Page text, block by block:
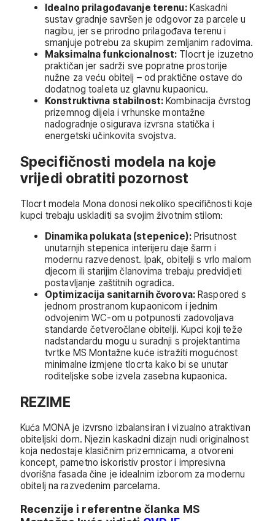
Idealno prilagođavanje terenu:Kaskadni
sustav gradnje savršen je odgovor za parcele u
nagibu, jer se prirodno prilagođava terenu i
smanjuje potrebu za skupim zemljanim radovima.
Maksimalna funkcionalnost: Tlocrt je izuzetno
praktičan jer sadrži sve popratne prostorije
nužne za veću obitelj – od praktične ostave do
dodatnog toaleta uz glavnu kupaonicu.
Konstruktivna stabilnost: Kombinacija čvrstog
prizemnog dijela i vrhunske montažne
nadogradnje osigurava izvrsna statička i
energetski učinkovita svojstva.
Specifičnosti modela na koje
vrijedi obratiti pozornost
Tlocrt modela Mona donosi nekoliko specifičnosti koje
kupci trebaju uskladiti sa svojim životnim stilom:
Dinamika polukata (stepenice):Prisutnost
unutarnjih stepenica interijeru daje šarm i
modernu razvedenost. Ipak, obitelji s vrlo malom
djecom ili starijim članovima trebaju predvidjeti
postavljanje zaštitnih ogradica.
Optimizacija sanitarnih čvorova:Raspored s
jednom prostranom kupaonicom i jednim
odvojenim WC-om u potpunosti zadovoljava
standarde četveročlane obitelji. Kupci koji teže
nadstandardu mogu u suradnji s projektantima
tvrtke MS Montažne kuće istražiti mogućnost
minimalne izmjene tlocrta kako bi se unutar
roditeljske sobe izvela zasebna kupaonica.
REZIME
Kuća MONA je izvrsno izbalansiran i vizualno atraktivan
obiteljski dom. Njezin kaskadni dizajn nudi originalnost
koja nedostaje klasičnim prizemnicama, a otvoreni
koncept, pametno iskoristiv prostor i impresivna
dvorišna fasada čine je idealnim izborom za modernu
obitelj na razvedenim parcelama.
Recenzije i referentne članka MS